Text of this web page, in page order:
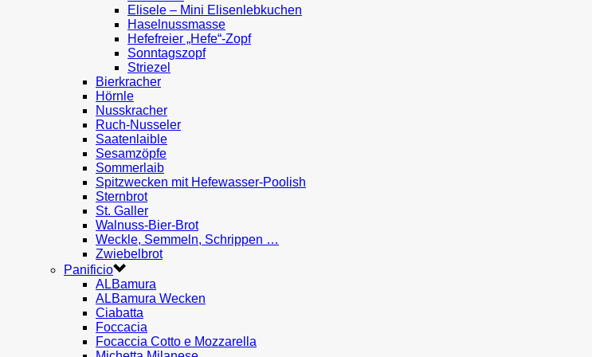
Elisele – Mini Elisenlebkuchen
Haselnussmasse
Hefefreier „Hefe“-Zopf
Sonntagszopf
Striezel
Bierkracher
Hörnle
Nusskracher
Ruch-Nusseler
Saatenlaible
Sesamzöpfe
Sommerlaib
Spitzwecken mit Hefewasser-Poolish
Sternbrot
St. Galler
Walnuss-Bier-Brot
Weckle, Semmeln, Schrippen …
Zwiebelbrot
Panificio
ALBamura
ALBamura Wecken
Ciabatta
Foccacia
Focaccia Cotto e Mozzarella